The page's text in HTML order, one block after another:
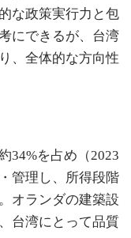
な政策実行力と包
にできるが、台湾
、全体的な方向性
34%を占め（2023
管理し、所得段階
オランダの建築設
台湾にとって品質